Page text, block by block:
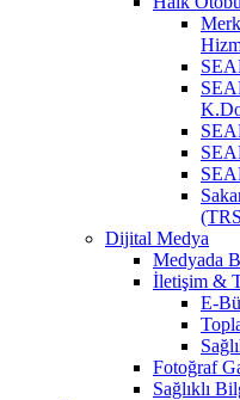
Dijital Medya
Medyada
İletişim &
E-
Fotoğraf
Sağlıklı